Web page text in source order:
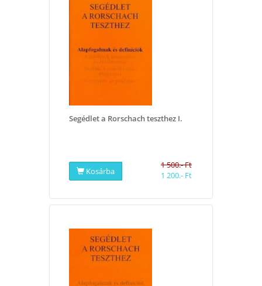
Segédlet a Rorschach teszthez I.
Kosárba
1 500.- Ft
1 200.- Ft